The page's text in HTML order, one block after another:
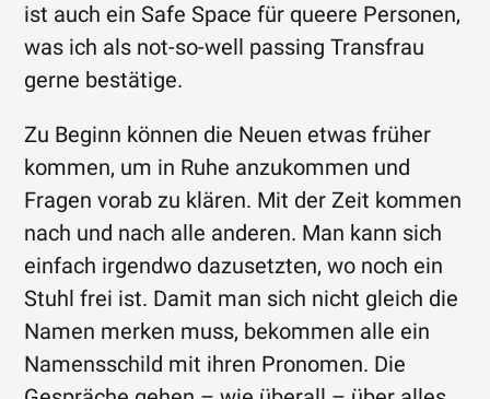
ist auch ein Safe Space für queere Personen,
was ich als not-so-well passing Transfrau
gerne bestätige.
Zu Beginn können die Neuen etwas früher
kommen, um in Ruhe anzukommen und
Fragen vorab zu klären. Mit der Zeit kommen
nach und nach alle anderen. Man kann sich
einfach irgendwo dazusetzten, wo noch ein
Stuhl frei ist. Damit man sich nicht gleich die
Namen merken muss, bekommen alle ein
Namensschild mit ihren Pronomen. Die